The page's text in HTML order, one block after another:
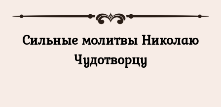
Сильные молитвы Николаю
Чудотворцу